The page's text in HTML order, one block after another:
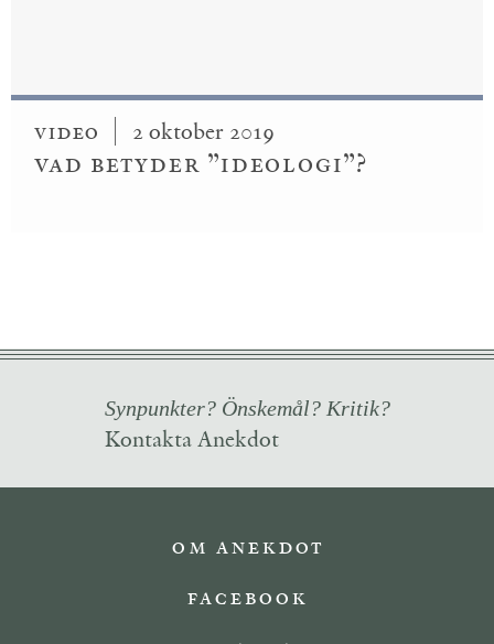
Video 2 oktober 2019
Vad betyder ”ideologi”?
Synpunkter? Önskemål? Kritik?
Kontakta Anekdot
Om Anekdot
Facebook